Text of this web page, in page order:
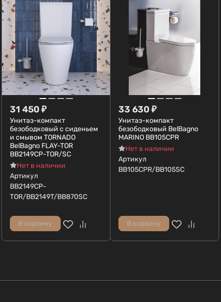
31 450 ₽
Унитаз-компакт
безободковый с сиденьем
и смывом TORNADO
BelBagno FLAY-TOR
BB2149CP-TOR/SC
Нет в наличии
Артикул
BB2149CP-
TOR/BB2149T/BB870SC
В корзину
33 630 ₽
Унитаз-компакт
безободковый BelBagno
MARINO BB105CPR
Нет в наличии
Артикул
BB105CPR/BB105SC
В корзину